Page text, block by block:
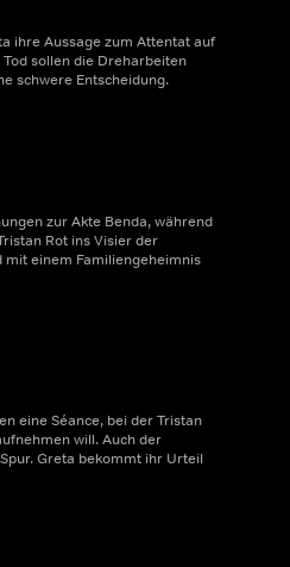
ihre Aussage zum Attentat auf
sollen die Dreharbeiten
schwere Entscheidung.
zur Akte Benda, während
Rot ins Visier der
einem Familiengeheimnis
eine Séance, bei der Tristan
will. Auch der
Greta bekommt ihr Urteil